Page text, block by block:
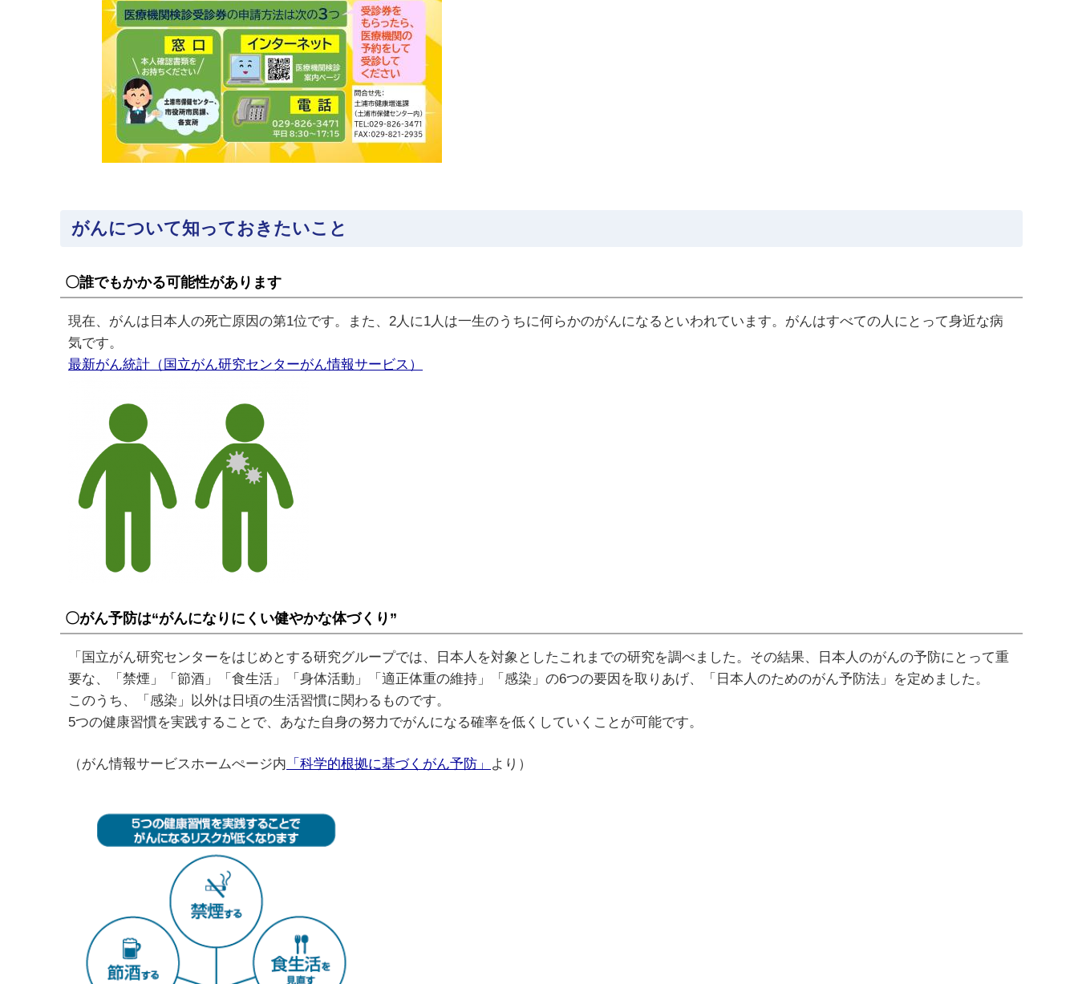
がんについて知っておきたいこと
〇誰でもかかる可能性があります
現在、がんは日本人の死亡原因の第1位です。また、2人に1人は一生のうちに何らかのがんになるといわれています。がんはすべての人にとって身近な病
気です。
最新がん統計（国立がん研究センターがん情報サービス）
〇がん予防は“がんになりにくい健やかな体づくり”
「国立がん研究センターをはじめとする研究グループでは、日本人を対象としたこれまでの研究を調べました。その結果、日本人のがんの予防にとって重
要な、「禁煙」「節酒」「食生活」「身体活動」「適正体重の維持」「感染」の6つの要因を取りあげ、「日本人のためのがん予防法」を定めました。
このうち、「感染」以外は日頃の生活習慣に関わるものです。
5つの健康習慣を実践することで、あなた自身の努力でがんになる確率を低くしていくことが可能です。
（がん情報サービスホームぺージ内 「科学的根拠に基づくがん予防」 より）